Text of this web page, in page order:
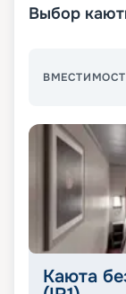
Выбор
Каюта